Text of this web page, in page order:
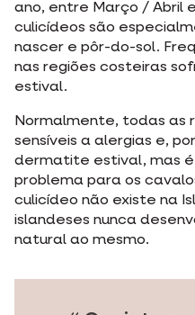
ano, entre Março / Abril
culicídeos são
nascer e pôr-do-sol.
nas regiões costeiras
estival.
Normalmente, todas as
sensíveis a alergias e,
dermatite estival, mas
problema para os
culicídeo não existe na
islandeses nunca
natural ao mesmo.